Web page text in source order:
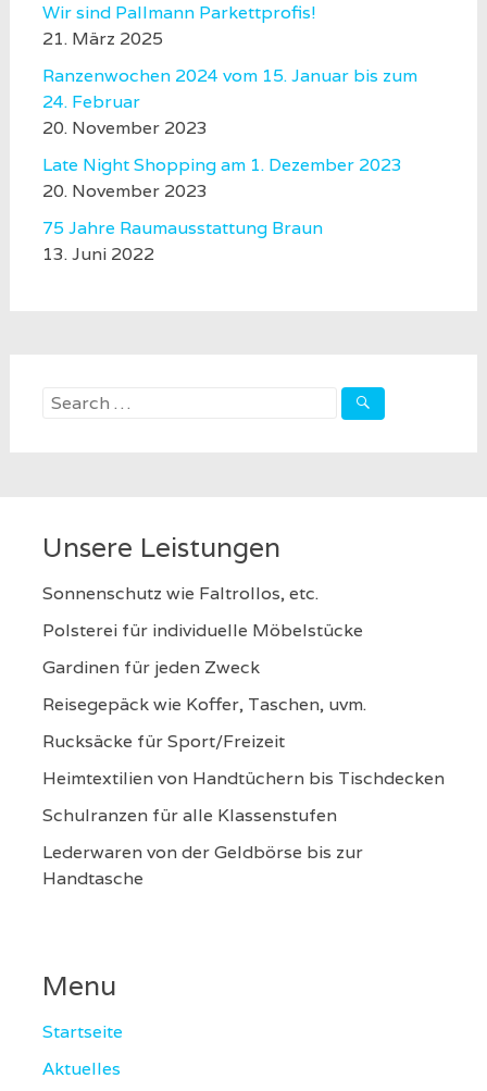
Wir sind Pallmann Parkettprofis!
21. März 2025
Ranzenwochen 2024 vom 15. Januar bis zum
24. Februar
20. November 2023
Late Night Shopping am 1. Dezember 2023
20. November 2023
75 Jahre Raumausstattung Braun
13. Juni 2022
Search
Unsere Leistungen
Sonnenschutz wie Faltrollos, etc.
Polsterei für individuelle Möbelstücke
Gardinen für jeden Zweck
Reisegepäck wie Koffer, Taschen, uvm.
Rucksäcke für Sport/Freizeit
Heimtextilien von Handtüchern bis Tischdecken
Schulranzen für alle Klassenstufen
Lederwaren von der Geldbörse bis zur
Handtasche
Menu
Startseite
Aktuelles